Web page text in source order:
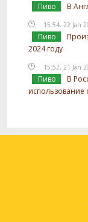
Пиво В
15:54, 22 Jan
Пиво
2024 году
15:52, 21 Jan
Пиво
В
использование